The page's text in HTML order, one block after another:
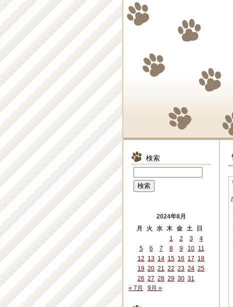
検索
2024年8月
月
火 水 木 金 土
日
1
2 3
4
5
6 7 8 9 10 11
12 13 14 15 16 17 18
19 20 21 22 23 24 25
26 27 28 29 30 31
« 7月
9月 »